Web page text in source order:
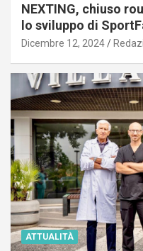
NEXTING, chiuso
lo sviluppo di
Dicembre 12, 2024
ATTUALITÀ